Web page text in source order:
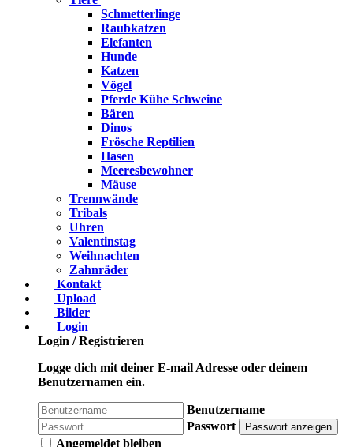
Schmetterlinge
Raubkatzen
Elefanten
Hunde
Katzen
Vögel
Pferde Kühe Schweine
Bären
Dinos
Frösche Reptilien
Hasen
Meeresbewohner
Mäuse
Trennwände
Tribals
Uhren
Valentinstag
Weihnachten
Zahnräder
Kontakt
Upload
Bilder
Login
Login / Registrieren
Logge dich mit deiner E-mail Adresse oder deinem
Benutzernamen ein.
Benutzername
Passwort
Passwort anzeigen
Angemeldet bleiben